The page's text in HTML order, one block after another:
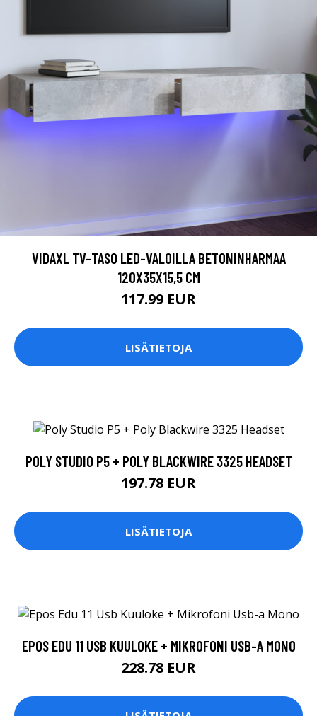
VIDAXL TV-TASO LED-VALOILLA BETONINHARMAA
120X35X15,5 CM
117.99 EUR
LISÄTIETOJA
POLY STUDIO P5 + POLY BLACKWIRE 3325 HEADSET
197.78 EUR
LISÄTIETOJA
EPOS EDU 11 USB KUULOKE + MIKROFONI USB-A MONO
228.78 EUR